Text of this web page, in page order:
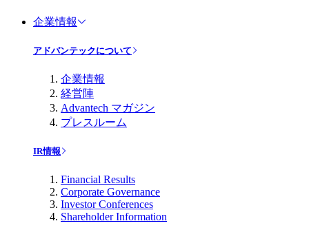
企業情報
アドバンテックについて
企業情報
経営陣
Advantech マガジン
プレスルーム
IR情報
Financial Results
Corporate Governance
Investor Conferences
Shareholder Information